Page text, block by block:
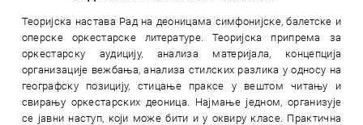
Теоријска настава Рад на деоницама симфонијске, балетске и
оперске оркестарске литературе. Теоријска припрема за
оркестарску аудицију, анализа материјала, концепција
организације вежбања, анализа стилских разлика у односу на
географску позицију, стицање праксе у вештом читању и
свирању оркестарских деоница. Најмање једном, организује
се јавни наступ, који може бити и у оквиру класе. Практична